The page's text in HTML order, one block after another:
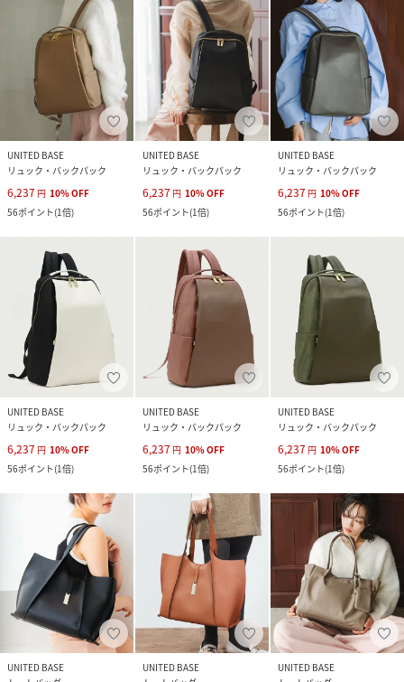
UNITED BASE
リュック・バックパック
6,237 円 10%OFF
56ポイント(1倍)
UNITED BASE
リュック・バックパック
6,237 円 10%OFF
56ポイント(1倍)
UNITED BASE
リュック・バックパック
6,237 円 10%OFF
56ポイント(1倍)
UNITED BASE
リュック・バックパック
6,237 円 10%OFF
56ポイント(1倍)
UNITED BASE
リュック・バックパック
6,237 円 10%OFF
56ポイント(1倍)
UNITED BASE
リュック・バックパック
6,237 円 10%OFF
56ポイント(1倍)
UNITED BASE
UNITED BASE
UNITED BASE